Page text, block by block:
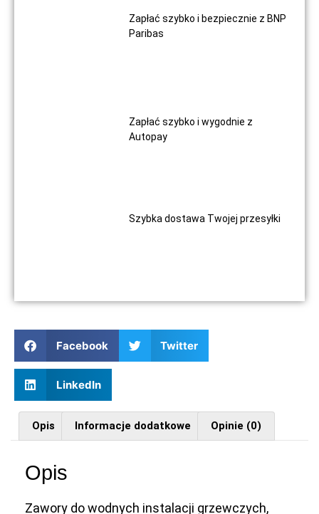
Facebook Twitter
LinkedIn
Zapłać szybko i bezpiecznie z BNP
Paribas
Zapłać szybko i wygodnie z
Autopay
Szybka dostawa Twojej przesyłki
Opis Informacje dodatkowe Opinie (0)
Opis
Zawory do wodnych instalacji grzewczych,